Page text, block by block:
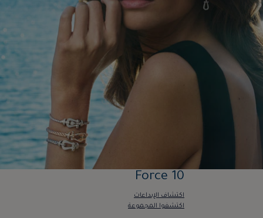
Force 10
اكتشاف الإبداعات
اكتشفوا المجموعة